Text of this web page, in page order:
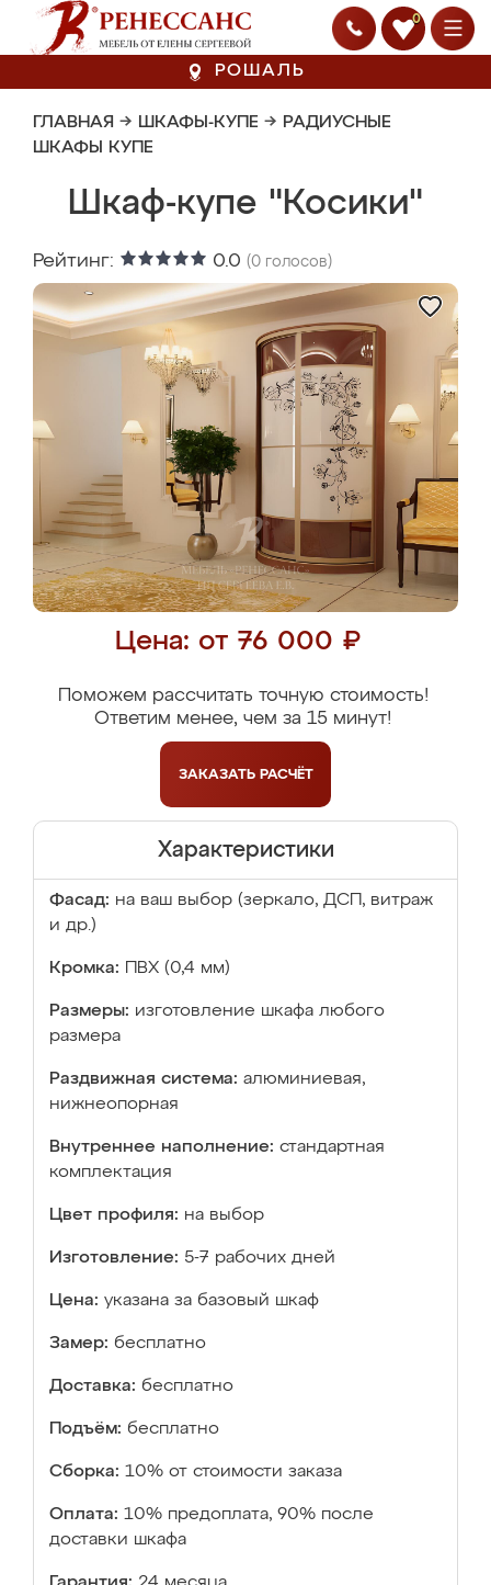
0
РОШАЛЬ
ГЛАВНАЯ → ШКАФЫ-КУПЕ → РАДИУСНЫЕ
ШКАФЫ КУПЕ
Шкаф-купе "Косики"
Рейтинг: 0.0 (0 голосов)
Цена: от 76 000 ₽
Поможем рассчитать точную стоимость!
Ответим менее, чем за 15 минут!
ЗАКАЗАТЬ РАСЧЁТ
Характеристики
Фасад: на ваш выбор (зеркало, ДСП, витраж
и др.)
Кромка: ПВХ (0,4 мм)
Размеры: изготовление шкафа любого
размера
Раздвижная система: алюминиевая,
нижнеопорная
Внутреннее наполнение: стандартная
комплектация
Цвет профиля: на выбор
Изготовление: 5-7 рабочих дней
Цена: указана за базовый шкаф
Замер: бесплатно
Доставка: бесплатно
Подъём: бесплатно
Сборка: 10% от стоимости заказа
Оплата: 10% предоплата, 90% после
доставки шкафа